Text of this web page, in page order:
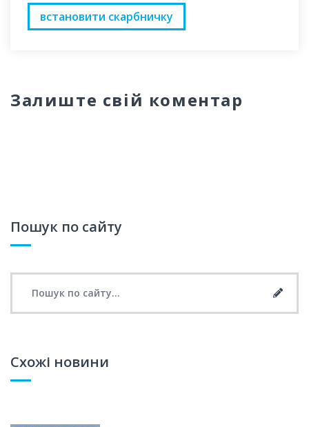
встановити скарбничку
Залиште свій коментар
Пошук по сайту
Схожі новини